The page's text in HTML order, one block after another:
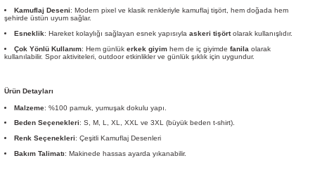
Kamuflaj Deseni: Modern pixel ve klasik renkleriyle kamuflaj tişört, hem doğada hem
şehirde üstün uyum sağlar.
Esneklik: Hareket kolaylığı sağlayan esnek yapısıylaaskeri tişörtolarak kullanışlıdır.
Çok Yönlü Kullanım: Hem günlükerkek giyim hem de iç giyimdefanila olarak
kullanılabilir. Spor aktiviteleri, outdoor etkinlikler ve günlük şıklık için uygundur.
Ürün Detayları
Malzeme: %100 pamuk, yumuşak dokulu yapı.
Beden Seçenekleri: S, M, L, XL, XXL ve 3XL (büyük beden t-shirt).
Renk Seçenekleri: Çeşitli Kamuflaj Desenleri
Bakım Talimatı: Makinede hassas ayarda yıkanabilir.